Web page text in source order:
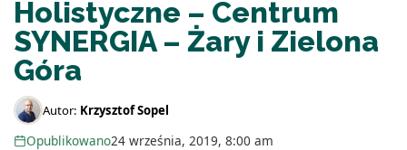
Holistyczne – Centrum
SYNERGIA – Żary i Zielona
Góra
Autor: Krzysztof Sopel
Opublikowano24 września, 2019, 8:00 am